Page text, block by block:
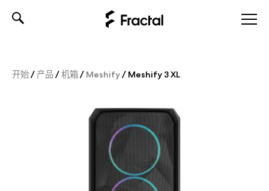
开始/ 产品/机箱/ Meshify/ Meshify 3 XL